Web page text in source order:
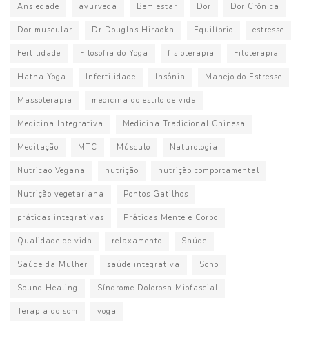
Ansiedade ayurveda Bem estar Dor Dor Crônica
Dor muscular Dr Douglas Hiraoka Equilíbrio estresse
Fertilidade Filosofia do Yoga fisioterapia Fitoterapia
Hatha Yoga Infertilidade Insônia Manejo do Estresse
Massoterapia medicina do estilo de vida
Medicina Integrativa Medicina Tradicional Chinesa
Meditação MTC Músculo Naturologia
Nutricao Vegana nutrição nutrição comportamental
Nutrição vegetariana Pontos Gatilhos
práticas integrativas Práticas Mente e Corpo
Qualidade de vida relaxamento Saúde
Saúde da Mulher saúde integrativa Sono
Sound Healing Síndrome Dolorosa Miofascial
Terapia do som yoga